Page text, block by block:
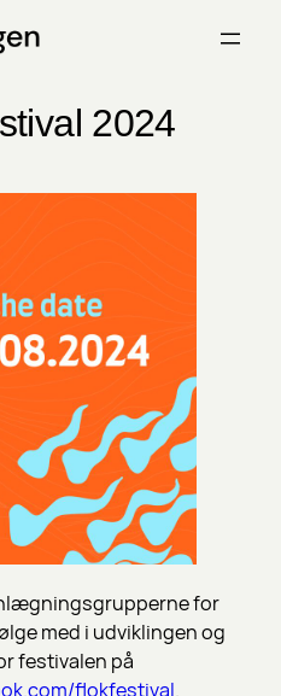
2024
for
med i udviklingen og
festivalen på
flokfestival.